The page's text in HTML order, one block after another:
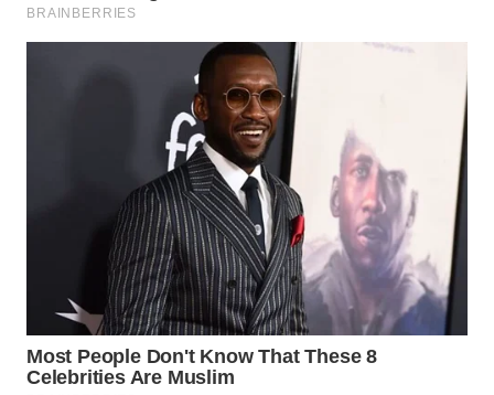
WN
LIKUPANG
WAHANA
NEWS